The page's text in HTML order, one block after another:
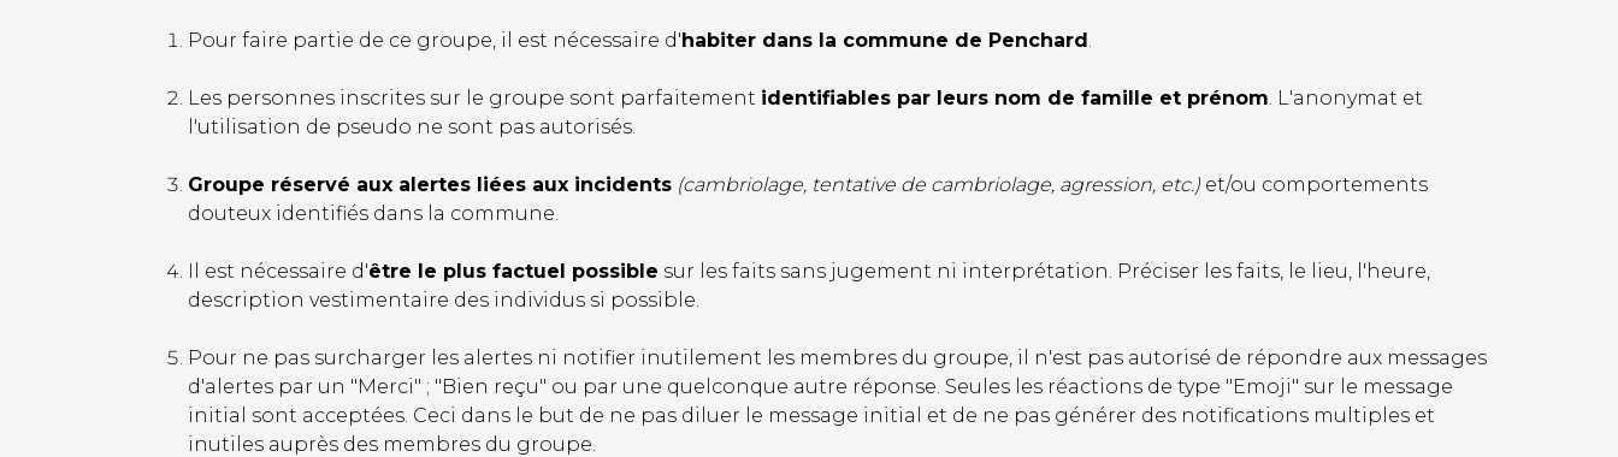
Pour faire partie de ce groupe, il est nécessaire d'habiter dans la commune de Penchard
Les personnes inscrites sur le groupe sont parfaitement identifiables par leurs nom de famille et prénom . L'anonymat et
l'utilisation de pseudo ne sont pas autorisés.
Groupe réservé aux alertes liées aux incidents (cambriolage, tentative de cambriolage, agression, etc.)et/ou comportements
douteux identifiés dans la commune.
Il est nécessaire d'être le plus factuel possible sur les faits sans jugement ni interprétation. Préciser les faits, le lieu, l'heure,
description vestimentaire des individus si possible.
Pour ne pas surcharger les alertes ni notifier inutilement les membres du groupe, il n'est pas autorisé de répondre aux messages
d'alertes par un "Merci" ; "Bien reçu" ou par une quelconque autre réponse. Seules les réactions de type "Emoji" sur le message
initial sont acceptées. Ceci dans le but de ne pas diluer le message initial et de ne pas générer des notifications multiples et
inutiles auprès des membres du groupe.